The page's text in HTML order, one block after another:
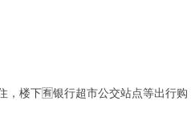
，楼下🈶银行超市公交站点等出行购